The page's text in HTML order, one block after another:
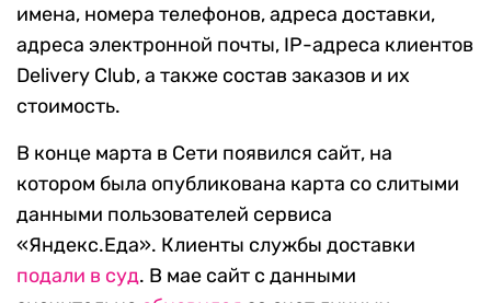
имена, номера телефонов, адреса доставки,
адреса электронной почты, IP-адреса клиентов
Delivery Club, а также состав заказов и их
стоимость.
В конце марта в Сети появился сайт, на
котором была опубликована карта со слитыми
данными пользователей сервиса
«Яндекс.Еда». Клиенты службы доставки
подали в суд. В мае сайт с данными